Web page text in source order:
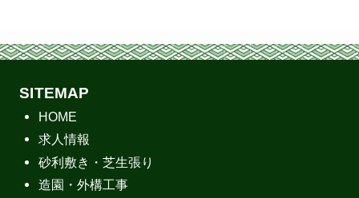
SITEMAP
HOME
求人情報
砂利敷き・芝生張り
造園・外構工事